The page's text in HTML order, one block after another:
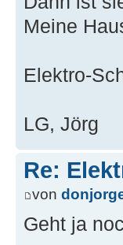
Meine
Elektro-
LG, Jörg
Re:
von
Geht ja